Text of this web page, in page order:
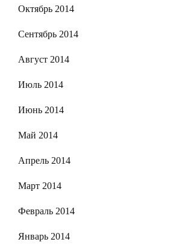
Октябрь 2014
Сентябрь 2014
Август 2014
Июль 2014
Июнь 2014
Май 2014
Апрель 2014
Март 2014
Февраль 2014
Январь 2014